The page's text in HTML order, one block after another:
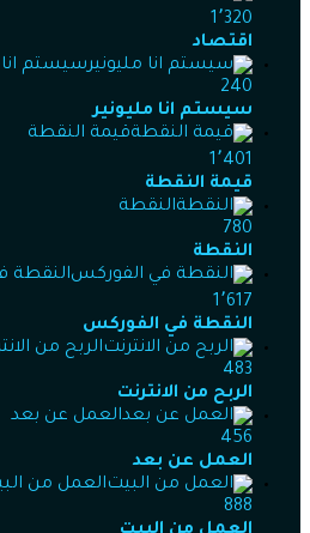
1٬320
اقتصاد
سيستم انا
240
سيستم انا مليونير
قيمة النقطة
1٬401
قيمة النقطة
النقطة
780
النقطة
النقطة
1٬617
النقطة في الفوركس
الربح من
483
الربح من الانترنت
العمل عن بعد
456
العمل عن بعد
العمل من
888